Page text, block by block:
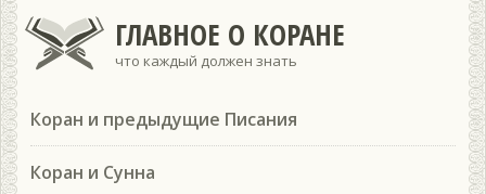
ГЛАВНОЕ О КОРАНЕ
что каждый должен знать
Коран и предыдущие Писания
Коран и Сунна